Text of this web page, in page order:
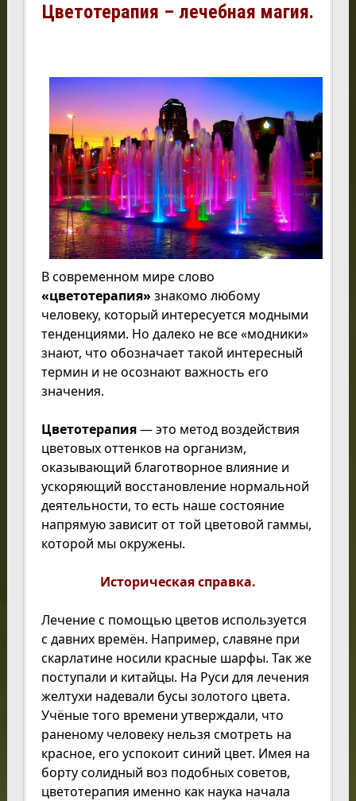
Цветотерапия – лечебная магия.
В современном мире слово
«цветотерапия»знакомо любому
человеку, который интересуется модными
тенденциями. Но далеко не все «модники»
знают, что обозначает такой интересный
термин и не осознают важность его
значения.
Цветотерапия— это метод воздействия
цветовых оттенков на организм,
оказывающий благотворное влияние и
ускоряющий восстановление нормальной
деятельности, то есть наше состояние
напрямую зависит от той цветовой гаммы,
которой мы окружены.
Историческая справка.
Лечение с помощью цветов используется
с давних времён. Например, славяне при
скарлатине носили красные шарфы. Так же
поступали и китайцы. На Руси для лечения
желтухи надевали бусы золотого цвета.
Учёные того времени утверждали, что
раненому человеку нельзя смотреть на
красное, его успокоит синий цвет. Имея на
борту солидный воз подобных советов,
цветотерапия именно как наука начала